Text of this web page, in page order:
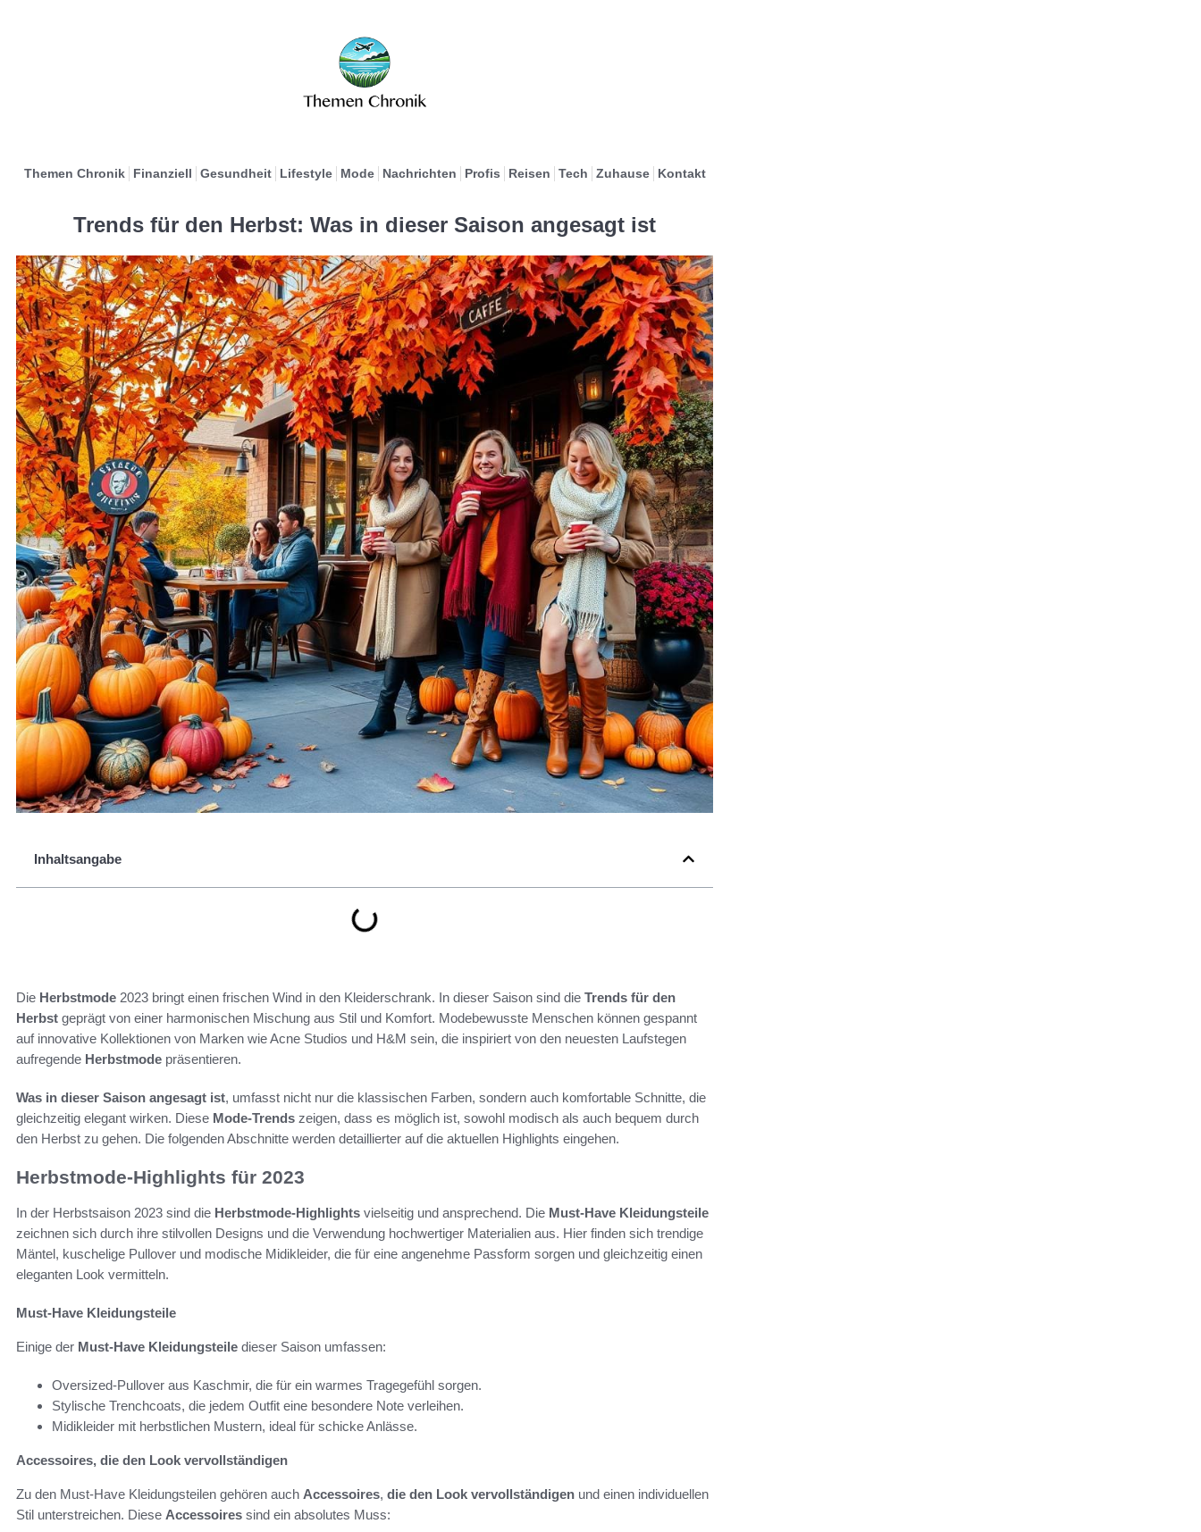
Themen Chronik Finanziell Gesundheit Lifestyle Mode Nachrichten Profis Reisen Tech Zuhause Kontakt
Trends für den Herbst: Was in dieser Saison angesagt ist
Inhaltsangabe
Die Herbstmode 2023 bringt einen frischen Wind in den Kleiderschrank. In dieser Saison sind die Trends für den
Herbst geprägt von einer harmonischen Mischung aus Stil und Komfort. Modebewusste Menschen können gespannt
auf innovative Kollektionen von Marken wie Acne Studios und H&M sein, die inspiriert von den neuesten Laufstegen
aufregende Herbstmode präsentieren.
Was in dieser Saison angesagt ist, umfasst nicht nur die klassischen Farben, sondern auch komfortable Schnitte, die
gleichzeitig elegant wirken. Diese Mode-Trends zeigen, dass es möglich ist, sowohl modisch als auch bequem durch
den Herbst zu gehen. Die folgenden Abschnitte werden detaillierter auf die aktuellen Highlights eingehen.
Herbstmode-Highlights für 2023
In der Herbstsaison 2023 sind die Herbstmode-Highlights vielseitig und ansprechend. Die Must-Have Kleidungsteile
zeichnen sich durch ihre stilvollen Designs und die Verwendung hochwertiger Materialien aus. Hier finden sich trendige
Mäntel, kuschelige Pullover und modische Midikleider, die für eine angenehme Passform sorgen und gleichzeitig einen
eleganten Look vermitteln.
Must-Have Kleidungsteile
Einige der Must-Have Kleidungsteile dieser Saison umfassen:
Oversized-Pullover aus Kaschmir, die für ein warmes Tragegefühl sorgen.
Stylische Trenchcoats, die jedem Outfit eine besondere Note verleihen.
Midikleider mit herbstlichen Mustern, ideal für schicke Anlässe.
Accessoires, die den Look vervollständigen
Zu den Must-Have Kleidungsteilen gehören auch Accessoires, die den Look vervollständigen und einen individuellen
Stil unterstreichen. Diese Accessoires sind ein absolutes Muss: